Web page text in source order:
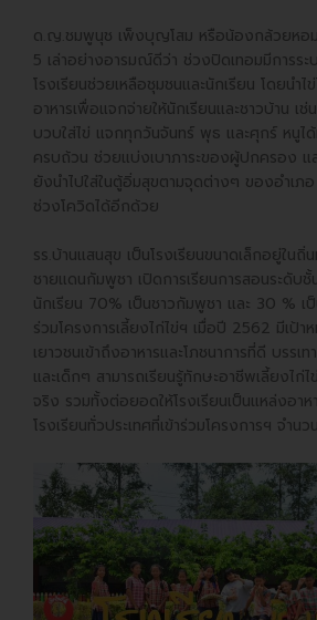
ด.ญ.ชมพูนุช เพ็งบุญโสม หรือน้องกล้วยหอ
5 เล่าอย่างอารมณ์ดีว่า ช่วงปิดเทอมมีการร
โรงเรียนช่วยเหลือชุมชนและนักเรียน โดยนำไ
อาหารเพื่อแจกจ่ายให้นักเรียนและชาวบ้าน เ
บวบใส่ไข่ แจกทุกวันจันทร์ พุธ และศุกร์ หนูได้
ครบถ้วน ช่วยแบ่งเบาภาระของผู้ปกครอง แ
ยังนำไปใส่ในตู้อิ่มสุขตามจุดต่างๆ ของอำเภ
ช่วงโควิดได้อีกด้วย
รร.บ้านแสนสุข เป็นโรงเรียนขนาดเล็กอยู่ใน
ชายแดนกัมพูชา เปิดการเรียนการสอนระดับ
นักเรียน 70% เป็นชาวกัมพูชา และ 30 % เป็
ร่วมโครงการเลี้ยงไก่ไข่ฯ เมื่อปี 2562 มีเป้า
เยาวชนเข้าถึงอาหารและโภชนาการที่ดี บรรเ
และเด็กๆ สามารถเรียนรู้ทักษะอาชีพเลี้ยงไก่
จริง รวมทั้งต่อยอดให้โรงเรียนเป็นแหล่งอา
โรงเรียนทั่วประเทศที่เข้าร่วมโครงการฯ จำน